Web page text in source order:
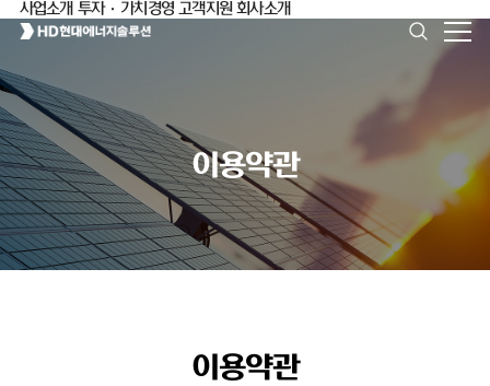
사업소개 투자·가치경영 고객지원 회사소개
이용약관
이용약관